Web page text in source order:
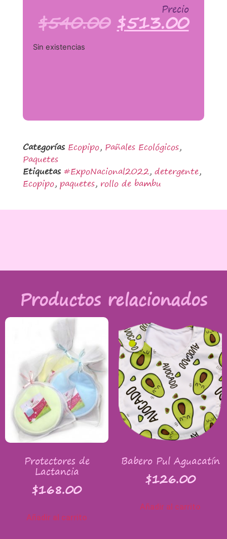
Precio
$540.00 $513.00
Sin existencias
Categorías Ecopipo, Pañales Ecológicos,
Paquetes
Etiquetas #ExpoNacional2022, detergente,
Ecopipo, paquetes, rollo de bambu
Productos relacionados
Protectores de
Lactancia
$168.00
Añadir al carrito
Babero Pul Aguacatín
$126.00
Añadir al carrito